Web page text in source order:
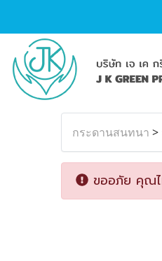
กระดานสนทนา >
ขออภัย คุณไ